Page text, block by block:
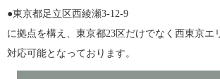
●東京都足立区西綾瀬3-12-9
に拠点を構え、東京都23区だけでなく西東京エ
対応可能となっております。